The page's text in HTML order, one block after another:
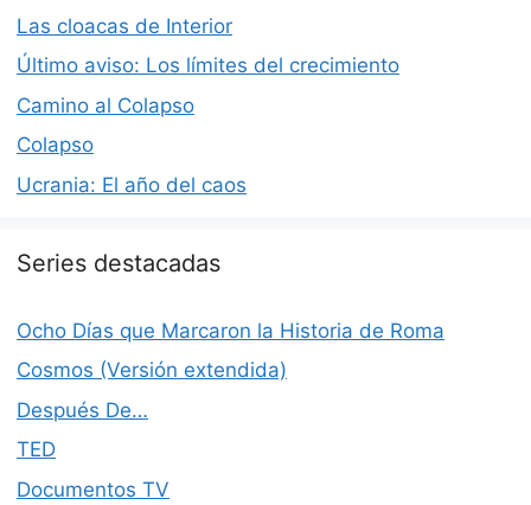
Las cloacas de Interior
Último aviso: Los límites del crecimiento
Camino al Colapso
Colapso
Ucrania: El año del caos
Series destacadas
Ocho Días que Marcaron la Historia de Roma
Cosmos (Versión extendida)
Después De…
TED
Documentos TV